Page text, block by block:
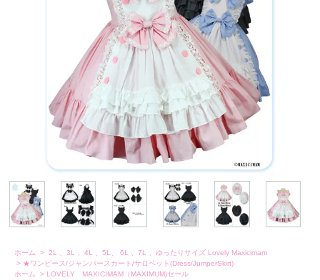
ホーム > 2L 、3L 、4L 、5L、 6L 、7L 、ゆったりサイズ Lovely Maxicimam
> ★ワンピース/ジャンパースカート/サロペット(Dress/JumperSkirt)
ホーム
> LOVELY MAXICIMAM（MAXIMUM)セール